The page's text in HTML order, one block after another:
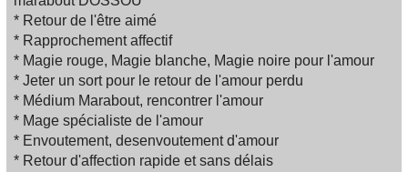
* Retour de l'être aimé
* Rapprochement affectif
* Magie rouge, Magie blanche, Magie noire pour l'amour
* Jeter un sort pour le retour de l'amour perdu
* Médium Marabout, rencontrer l'amour
* Mage spécialiste de l'amour
* Envoutement, desenvoutement d'amour
* Retour d'affection rapide et sans délais